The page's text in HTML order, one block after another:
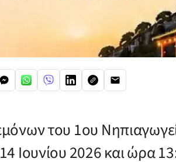
του 1ου
Ιουνίου 2026 και ώρα